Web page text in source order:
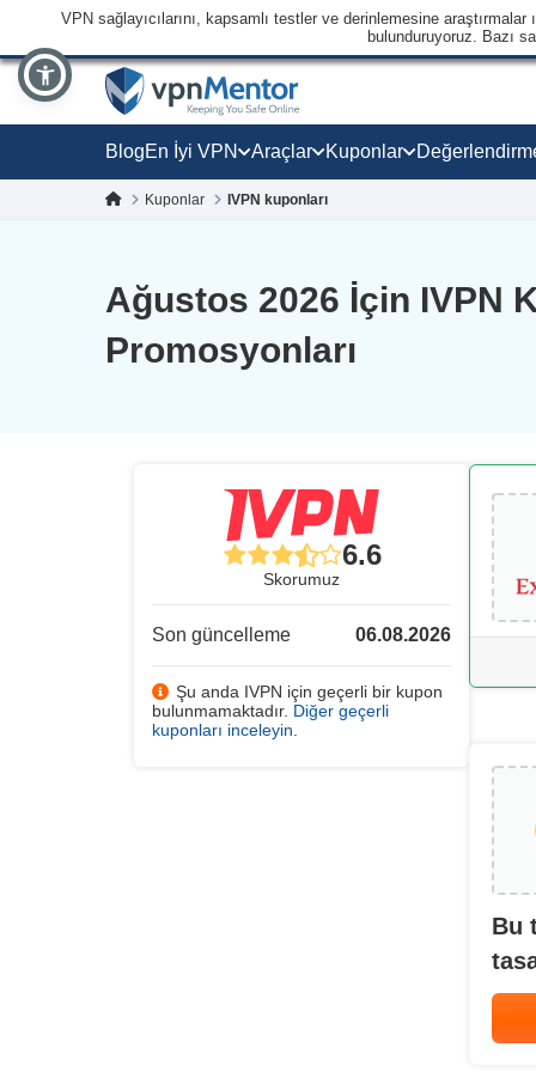
VPN sağlayıcılarını, kapsamlı testler ve derinlemesine
bulunduruyoruz. Bazı
BlogEn İyi VPN Araçlar Kuponlar
Kuponlar IVPN kuponları
Ağustos 2026 İçin IVPN
Promosyonları
6.6
Skorumuz
Son güncelleme 06.08.2026
Şu anda IVPN için geçerli bir kupon
bulunmamaktadır. Diğer geçerli
kuponları inceleyin
Bu